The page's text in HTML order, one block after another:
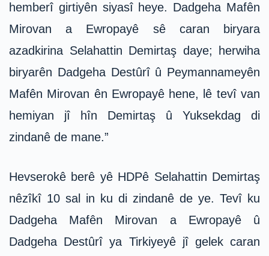
hemberî girtiyên siyasî heye. Dadgeha Mafên
Mirovan a Ewropayê sê caran biryara
azadkirina Selahattin Demirtaş daye; herwiha
biryarên Dadgeha Destûrî û Peymannameyên
Mafên Mirovan ên Ewropayê hene, lê tevî van
hemiyan jî hîn Demirtaş û Yuksekdag di
zindanê de mane.”
Hevserokê berê yê HDPê Selahattin Demirtaş
nêzîkî 10 sal in ku di zindanê de ye. Tevî ku
Dadgeha Mafên Mirovan a Ewropayê û
Dadgeha Destûrî ya Tirkiyeyê jî gelek caran